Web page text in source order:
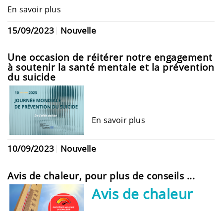
En savoir plus
15/09/2023 Nouvelle
Une occasion de réitérer notre engagement
à soutenir la santé mentale et la prévention
du suicide
En savoir plus
10/09/2023 Nouvelle
Avis de chaleur, pour plus de conseils ...
Avis de chaleur